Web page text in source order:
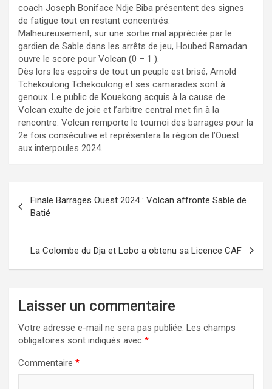
coach Joseph Boniface Ndje Biba présentent des signes
de fatigue tout en restant concentrés.
Malheureusement, sur une sortie mal appréciée par le
gardien de Sable dans les arrêts de jeu, Houbed Ramadan
ouvre le score pour Volcan (0 – 1 ).
Dès lors les espoirs de tout un peuple est brisé, Arnold
Tchekoulong Tchekoulong et ses camarades sont à
genoux. Le public de Kouekong acquis à la cause de
Volcan exulte de joie et l’arbitre central met fin à la
rencontre. Volcan remporte le tournoi des barrages pour la
2e fois consécutive et représentera la région de l’Ouest
aux interpoules 2024.
de
l’article
Finale Barrages Ouest 2024 : Volcan affronte Sable de
Batié
La Colombe du Dja et Lobo a obtenu sa Licence CAF
Laisser un commentaire
Votre adresse e-mail ne sera pas publiée. Les champs
obligatoires sont indiqués avec *
Commentaire *